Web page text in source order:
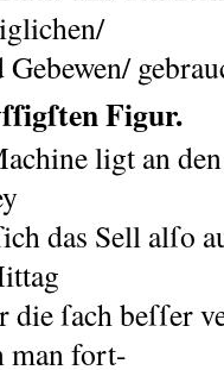
Figur.
ligt an den
das Sell alſo
ſach beſſer
man fort-